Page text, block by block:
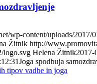
wp-content/uploads/2017/
Žitnik http://
logo.svg Helena Žitnik2017-
Joga spodbuja